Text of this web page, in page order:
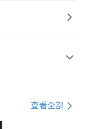
查看全部